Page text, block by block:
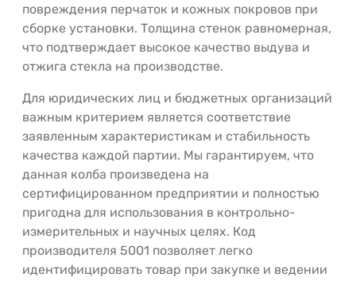
повреждения перчаток и кожных покровов при
сборке установки. Толщина стенок равномерная,
что подтверждает высокое качество выдува и
отжига стекла на производстве.
Для юридических лиц и бюджетных организаций
важным критерием является соответствие
заявленным характеристикам и стабильность
качества каждой партии. Мы гарантируем, что
данная колба произведена на
сертифицированном предприятии и полностью
пригодна для использования в контрольно-
измерительных и научных целях. Код
производителя 5001 позволяет легко
идентифицировать товар при закупке и ведении